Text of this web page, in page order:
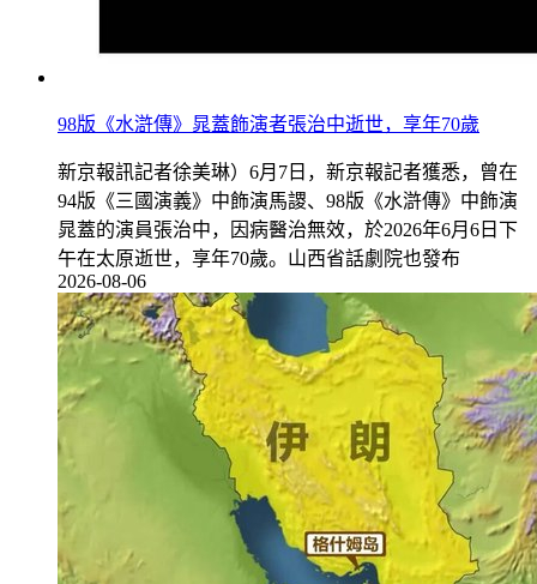
98版《水滸傳》晁蓋飾演者張治中逝世，享年70歲
新京報訊記者徐美琳）6月7日，新京報記者獲悉，曾在
94版《三國演義》中飾演馬謖、98版《水滸傳》中飾演
晁蓋的演員張治中，因病醫治無效，於2026年6月6日下
午在太原逝世，享年70歲。山西省話劇院也發布
2026-08-06